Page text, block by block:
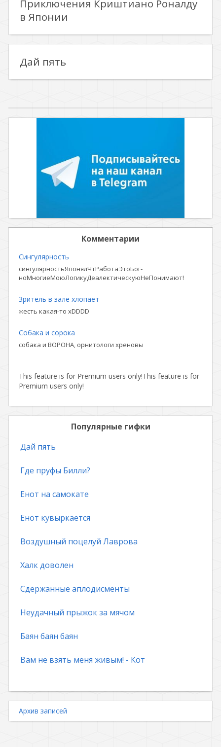
Приключения Криштиано Роналду
в Японии
Дай пять
Комментарии
Сингулярность
сингулярностьЯпонялЧтРаботаЭтоБог-
ноМногиеМоюЛогикуДеалектическуюНеПонимают!
Зритель в зале хлопает
жесть какая-то xDDDD
Собака и сорока
собака и ВОРОНА, орнитологи хреновы
This feature is for Premium users only!This feature is for
Premium users only!
Популярные гифки
Дай пять
Где пруфы Билли?
Енот на самокате
Енот кувыркается
Воздушный поцелуй Лаврова
Халк доволен
Сдержанные аплодисменты
Неудачный прыжок за мячом
Баян баян баян
Вам не взять меня живым! - Кот
Архив записей